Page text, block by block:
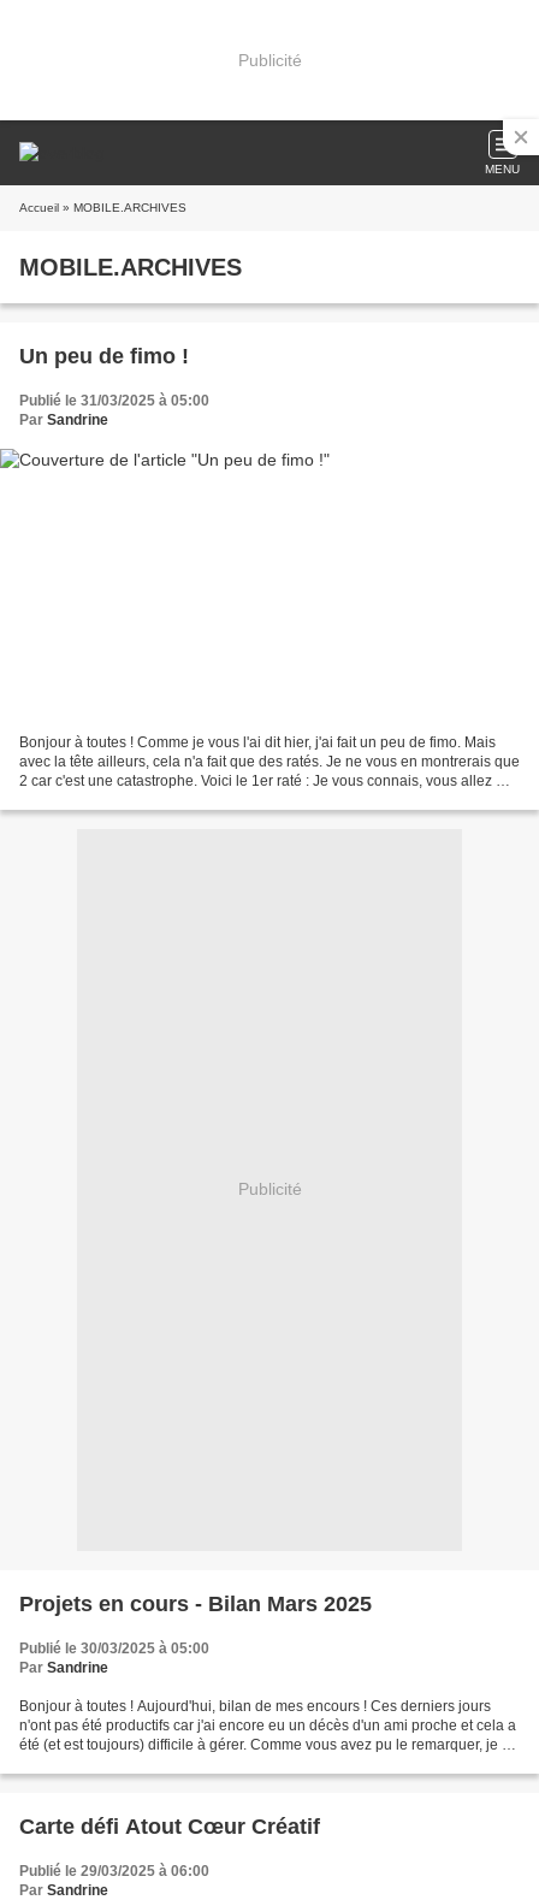
Publicité
MENU
Accueil » MOBILE.ARCHIVES
MOBILE.ARCHIVES
Un peu de fimo !
Publié le 31/03/2025 à 05:00
Par Sandrine
Bonjour à toutes ! Comme je vous l'ai dit hier, j'ai fait un peu de fimo. Mais
avec la tête ailleurs, cela n'a fait que des ratés. Je ne vous en montrerais que
2 car c'est une catastrophe. Voici le 1er raté : Je vous connais, vous allez me
Publicité
Projets en cours - Bilan Mars 2025
Publié le 30/03/2025 à 05:00
Par Sandrine
Bonjour à toutes ! Aujourd'hui, bilan de mes encours ! Ces derniers jours
n'ont pas été productifs car j'ai encore eu un décès d'un ami proche et cela a
été (et est toujours) difficile à gérer. Comme vous avez pu le remarquer, je ne
Carte défi Atout Cœur Créatif
Publié le 29/03/2025 à 06:00
Par Sandrine